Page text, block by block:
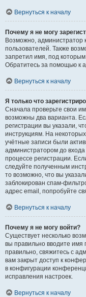
Вернуться к началу
Почему я не могу
Возможно, администратор
пользователей. Также
запретил имя, под
Обратитесь за помощью к
Вернуться к началу
Я только что
Сначала проверьте свои
возможны два варианта.
регистрации вы указали,
инструкциям. На
учётные записи были
администратором до
процессе регистрации.
следуйте полученным
то возможно, что вы
заблокирован спам-
адрес email, попробуйте
Вернуться к началу
Почему я не могу войти?
Существует несколько
вы правильно вводите имя
правильно, свяжитесь с
вам закрыт доступ к
в конфигурации
исправления настроек.
Вернуться к началу